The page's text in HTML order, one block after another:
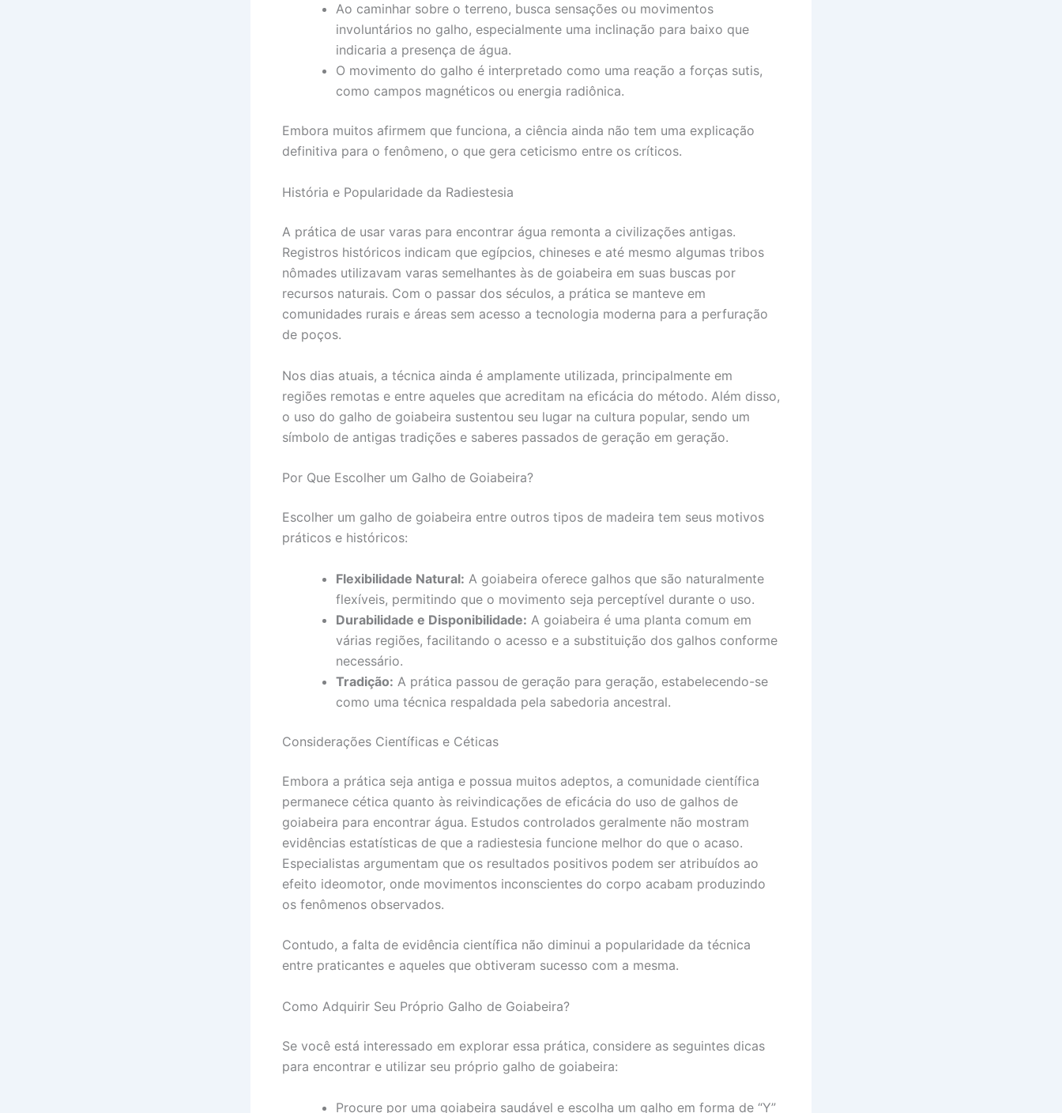
Ao caminhar sobre o terreno, busca sensações ou movimentos
involuntários no galho, especialmente uma inclinação para baixo que
indicaria a presença de água.
O movimento do galho é interpretado como uma reação a forças sutis,
como campos magnéticos ou energia radiônica.
Embora muitos afirmem que funciona, a ciência ainda não tem uma explicação
definitiva para o fenômeno, o que gera ceticismo entre os críticos.
História e Popularidade da Radiestesia
A prática de usar varas para encontrar água remonta a civilizações antigas.
Registros históricos indicam que egípcios, chineses e até mesmo algumas tribos
nômades utilizavam varas semelhantes às de goiabeira em suas buscas por
recursos naturais. Com o passar dos séculos, a prática se manteve em
comunidades rurais e áreas sem acesso a tecnologia moderna para a perfuração
de poços.
Nos dias atuais, a técnica ainda é amplamente utilizada, principalmente em
regiões remotas e entre aqueles que acreditam na eficácia do método. Além disso,
o uso do galho de goiabeira sustentou seu lugar na cultura popular, sendo um
símbolo de antigas tradições e saberes passados de geração em geração.
Por Que Escolher um Galho de Goiabeira?
Escolher um galho de goiabeira entre outros tipos de madeira tem seus motivos
práticos e históricos:
Flexibilidade Natural: A goiabeira oferece galhos que são naturalmente
flexíveis, permitindo que o movimento seja perceptível durante o uso.
Durabilidade e Disponibilidade: A goiabeira é uma planta comum em
várias regiões, facilitando o acesso e a substituição dos galhos conforme
necessário.
Tradição: A prática passou de geração para geração, estabelecendo-se
como uma técnica respaldada pela sabedoria ancestral.
Considerações Científicas e Céticas
Embora a prática seja antiga e possua muitos adeptos, a comunidade científica
permanece cética quanto às reivindicações de eficácia do uso de galhos de
goiabeira para encontrar água. Estudos controlados geralmente não mostram
evidências estatísticas de que a radiestesia funcione melhor do que o acaso.
Especialistas argumentam que os resultados positivos podem ser atribuídos ao
efeito ideomotor, onde movimentos inconscientes do corpo acabam produzindo
os fenômenos observados.
Contudo, a falta de evidência científica não diminui a popularidade da técnica
entre praticantes e aqueles que obtiveram sucesso com a mesma.
Como Adquirir Seu Próprio Galho de Goiabeira?
Se você está interessado em explorar essa prática, considere as seguintes dicas
para encontrar e utilizar seu próprio galho de goiabeira:
Procure por uma goiabeira saudável e escolha um galho em forma de “Y”